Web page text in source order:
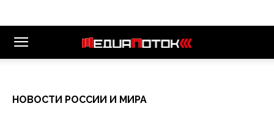
НОВОСТИ РОССИИ И МИРА